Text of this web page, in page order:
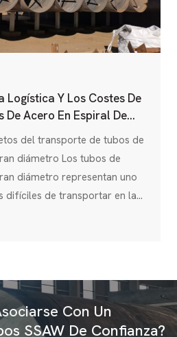
Logística Y Los Costes De
De Acero En Espiral De
Completa
del transporte de tubos de
diámetro Los tubos de
diámetro representan uno
difíciles de transportar en la
Con dimensiones
gas, agua y energía...
Con Un
SSAW De Confianza?